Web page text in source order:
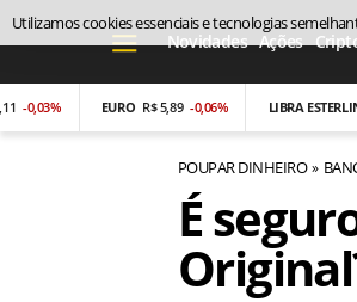
Novidades Ações
EURO R$ 5,89 -0,06% LIBRA ESTERLINA R$
POUPAR DINHEIRO
É
Utilizamos cookies essenciais e tecnologias